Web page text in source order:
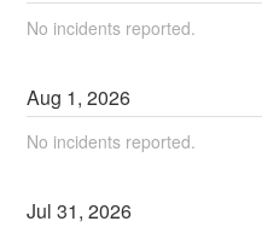
No incidents reported.
Aug 1,2026
No incidents reported.
Jul31,2026